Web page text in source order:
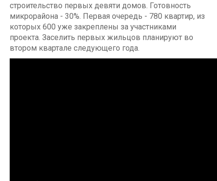
строительство первых девяти домов. Готовность
микрорайона - 30%. Первая очередь - 780 квартир, из
которых 600 уже закреплены за участниками
проекта. Заселить первых жильцов планируют во
втором квартале следующего года.